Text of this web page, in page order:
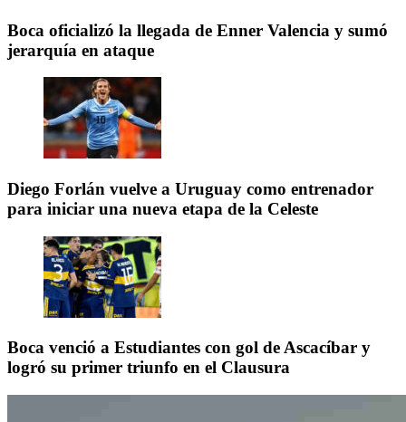
Boca oficializó la llegada de Enner Valencia y sumó
jerarquía en ataque
Diego Forlán vuelve a Uruguay como entrenador
para iniciar una nueva etapa de la Celeste
Boca venció a Estudiantes con gol de Ascacíbar y
logró su primer triunfo en el Clausura